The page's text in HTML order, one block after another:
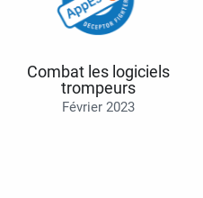
Combat les logiciels
trompeurs
Février 2023